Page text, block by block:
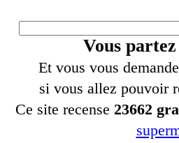
Vous partez
Et vous vous
si vous allez pouvoir
Ce site recense 23662